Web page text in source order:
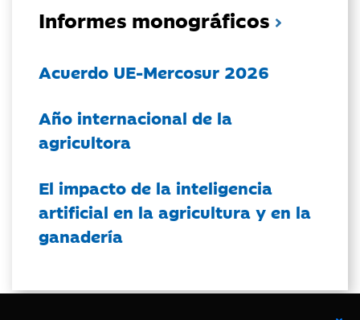
Informes monográficos
Acuerdo UE-Mercosur 2026
Año internacional de la
agricultora
El impacto de la inteligencia
artificial en la agricultura y en la
ganadería